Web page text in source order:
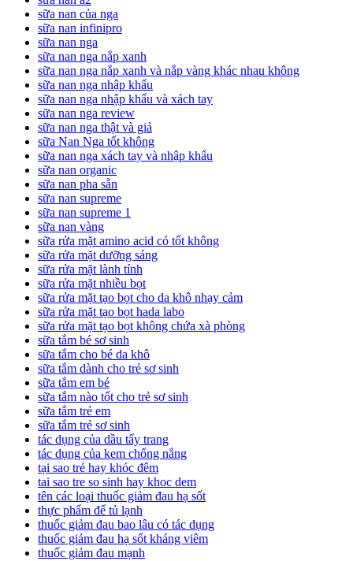
sữa nan của nga
sữa nan infinipro
sữa nan nga
sữa nan nga nắp xanh
sữa nan nga nắp xanh và nắp vàng khác nhau không
sữa nan nga nhập khẩu
sữa nan nga nhập khẩu và xách tay
sữa nan nga review
sữa nan nga thật và giả
sữa Nan Nga tốt không
sữa nan nga xách tay và nhập khẩu
sữa nan organic
sữa nan pha sẵn
sữa nan supreme
sữa nan supreme 1
sữa nan vàng
sữa rửa mặt amino acid có tốt không
sữa rửa mặt dưỡng sáng
sữa rửa mặt lành tính
sữa rửa mặt nhiều bọt
sữa rửa mặt tạo bọt cho da khô nhạy cảm
sữa rửa mặt tạo bọt hada labo
sữa rửa mặt tạo bọt không chứa xà phòng
sữa tắm bé sơ sinh
sữa tắm cho bé da khô
sữa tắm dành cho trẻ sơ sinh
sữa tắm em bé
sữa tắm nào tốt cho trẻ sơ sinh
sữa tắm trẻ em
sữa tắm trẻ sơ sinh
tác dụng của dầu tẩy trang
tác dụng của kem chống nắng
tại sao trẻ hay khóc đêm
tai sao tre so sinh hay khoc dem
tên các loại thuốc giảm đau hạ sốt
thực phẩm để tủ lạnh
thuốc giảm đau bao lâu có tác dụng
thuốc giảm đau hạ sốt kháng viêm
thuốc giảm đau mạnh